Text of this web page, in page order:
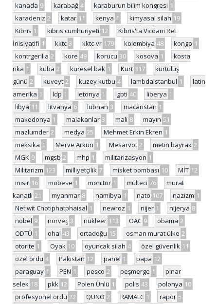
kanada 9 karabağ 4 karaburun bilim kongresi 1
karadeniz 2 katar 11 kenya 1 kimyasal silah 19
Kıbrıs 1 kıbrıs cumhuriyeti 12
Kıbrıs'ta Vicdani Ret
İnisiyatifi 1 kktc 3 kktc-vr 179 kolombiya 48 kongo 1
kontrgerilla 2 kore 49 korucu 30 kosova 1
kosta
rika 1 küba 2 küresel bak 1 Kürt 317
kurtuluş
günü 2 kuveyt 2 kuzey kutbu 4 lambdaistanbul 1
latin
amerika 1 ldp 1 letonya 1 lgbti 40 liberya 1
libya 11 litvanya 6 lübnan 3 macaristan 1
makedonya 1 malakanlar 3 mali 8 mayın 51
mazlumder 2 medya 25 Mehmet Erkin Ekren 1
meksika 1 Merve Arkun 1 Mesarvot 2 metin bayrak 2
MGK 9 mgsb 2 mhp 1 militarizasyon 1
Militarizm 123 milliyetçilik 7 misket bombası 10 MİT 12
mısır 16 mobese 1 monitor 1 mülteci 76
murat
kanatlı 21 myanmar 8 namibya 1 nato 107 nazizm 1
Netiwit Chotiphatphaisal 1 newroz 1 nijer 1 nijerya 8
nobel 9 norveç 3 nükleer 113 OAC 9 obama 2
ODTÜ 1 ohal 43 ortadoğu 15 osman murat ülke 2
otorite 1 Oyak 10 oyuncak silah 4 özel güvenlik 11
özel ordu 4 Pakistan 12 panel 1 papa 12
paraguay 1 PEN 1 pesco 2 peşmerge 1
pınar
selek 18 pkk 12 Polen Ünlü 1 polis 43 polonya 10
profesyonel ordu 22 QUNO 2 RAMALC 1 rapor 5